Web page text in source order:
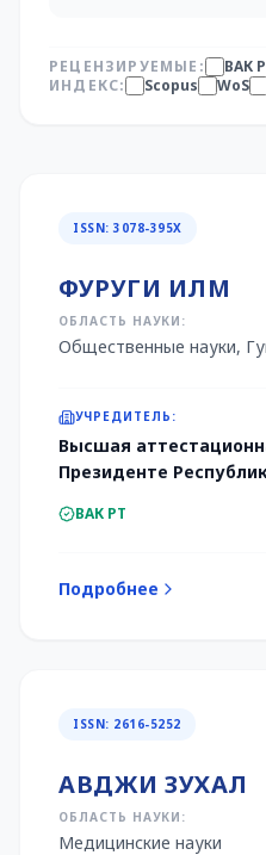
РЕЦЕНЗИРУЕМЫЕ: ВАК
ИНДЕКС:
Scopus WoS
ISSN: 3078-395X
ФУРУГИ ИЛМ
ОБЛАСТЬ НАУКИ:
Общественные науки,
УЧРЕДИТЕЛЬ:
Высшая
Президенте
ВАК РТ
Подробнее
ISSN: 2616-5252
АВДЖИ ЗУХАЛ
ОБЛАСТЬ НАУКИ:
Медицинские науки